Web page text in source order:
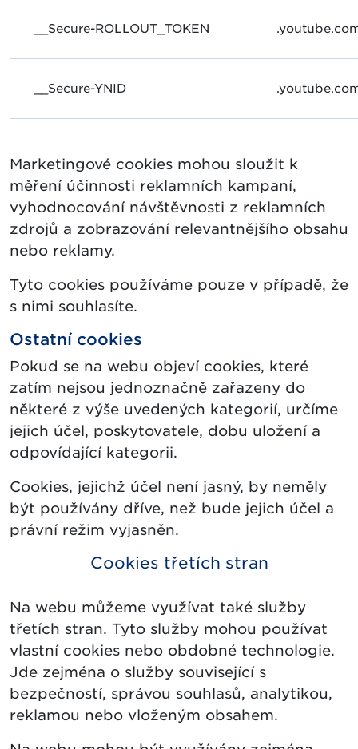
__Secure-ROLLOUT_TOKEN
__Secure-YNID
Marketingové cookies mohou sloužit k
měření účinnosti reklamních kampaní,
vyhodnocování návštěvnosti z reklamních
zdrojů a zobrazování relevantnějšího obsahu
nebo reklamy.
Tyto cookies používáme pouze v případě, že
s nimi souhlasíte.
Ostatní cookies
Pokud se na webu objeví cookies, které
zatím nejsou jednoznačně zařazeny do
některé z výše uvedených kategorií, určíme
jejich účel, poskytovatele, dobu uložení a
odpovídající kategorii.
Cookies, jejichž účel není jasný, by neměly
být používány dříve, než bude jejich účel a
právní režim vyjasněn.
Cookies třetích stran
Na webu můžeme využívat také služby
třetích stran. Tyto služby mohou používat
vlastní cookies nebo obdobné technologie.
Jde zejména o služby související s
bezpečností, správou souhlasů, analytikou,
reklamou nebo vloženým obsahem.